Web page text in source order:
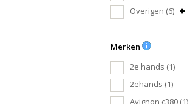
Overigen (6)
Merken
2e hands (1)
2ehands (1)
Avignon c380 (1)